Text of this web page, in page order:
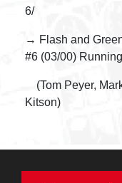
6/
→ Flash and
#6 (03/00)
(Tom Peyer,
Kitson)